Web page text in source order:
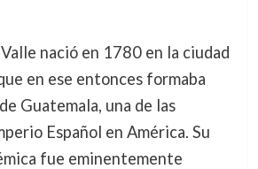
nació en 1780 en la ciudad
en ese entonces formaba
Guatemala, una de las
Español en América. Su
fue eminentemente